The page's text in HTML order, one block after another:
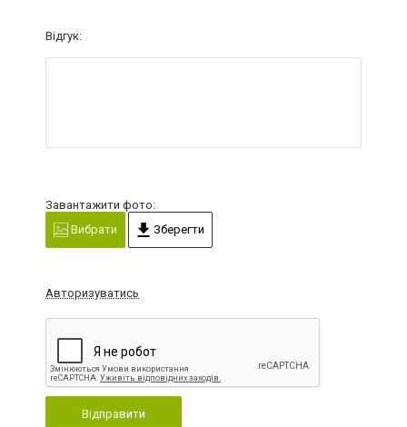
Відгук:
Завантажити фото:
Вибрати
Зберегти
Авторизуватись
Відправити